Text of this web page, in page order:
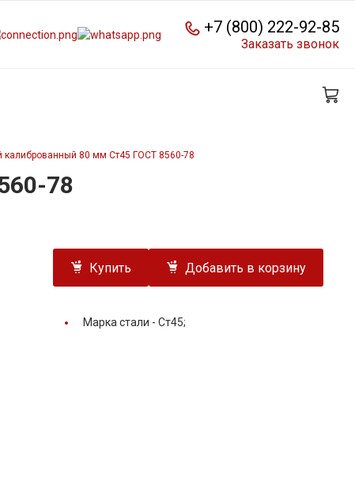
+7 (800) 222-92-85
Заказать звонок
калиброванный 80 мм Ст45 ГОСТ 8560-78
78
Купить Добавить в корзину
Марка стали - Ст45;